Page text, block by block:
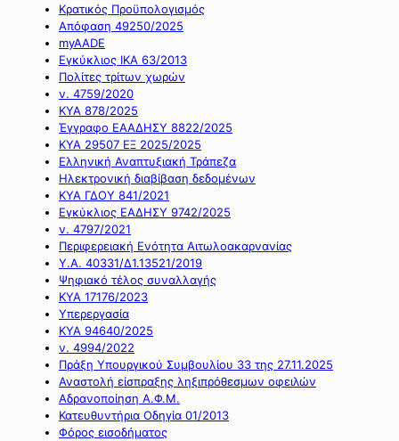
Κρατικός Προϋπολογισμός
Απόφαση 49250/2025
myAADE
Εγκύκλιος ΙΚΑ 63/2013
Πολίτες τρίτων χωρών
ν. 4759/2020
ΚΥΑ 878/2025
Έγγραφο ΕΑΑΔΗΣΥ 8822/2025
ΚΥΑ 29507 ΕΞ 2025/2025
Ελληνική Αναπτυξιακή Τράπεζα
Ηλεκτρονική διαβίβαση δεδομένων
ΚΥΑ ΓΔΟΥ 841/2021
Εγκύκλιος ΕΑΔΗΣΥ 9742/2025
ν. 4797/2021
Περιφερειακή Ενότητα Αιτωλοακαρνανίας
Υ.Α. 40331/Δ1.13521/2019
Ψηφιακό τέλος συναλλαγής
ΚΥΑ 17176/2023
Υπερεργασία
ΚΥΑ 94640/2025
ν. 4994/2022
Πράξη Υπουργικού Συμβουλίου 33 της 27.11.2025
Αναστολή είσπραξης ληξιπρόθεσμων οφειλών
Αδρανοποίηση Α.Φ.Μ.
Κατευθυντήρια Οδηγία 01/2013
Φόρος εισοδήματος